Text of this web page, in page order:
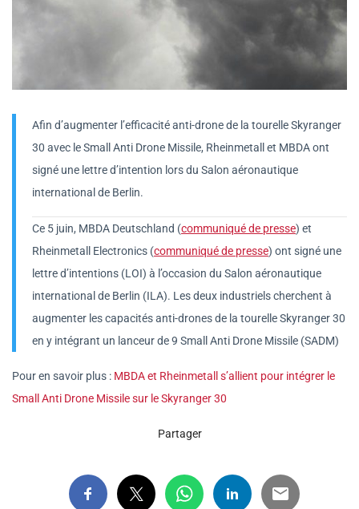
Afin d’augmenter l’efficacité anti-drone de la tourelle Skyranger
30 avec le Small Anti Drone Missile, Rheinmetall et MBDA ont
signé une lettre d’intention lors du Salon aéronautique
international de Berlin.
Ce 5 juin, MBDA Deutschland (communiqué de presse) et
Rheinmetall Electronics (communiqué de presse) ont signé une
lettre d’intentions (LOI) à l’occasion du Salon aéronautique
international de Berlin (ILA). Les deux industriels cherchent à
augmenter les capacités anti-drones de la tourelle Skyranger 30
en y intégrant un lanceur de 9 Small Anti Drone Missile (SADM)
Pour en savoir plus : MBDA et Rheinmetall s’allient pour intégrer le
Small Anti Drone Missile sur le Skyranger 30
Partager